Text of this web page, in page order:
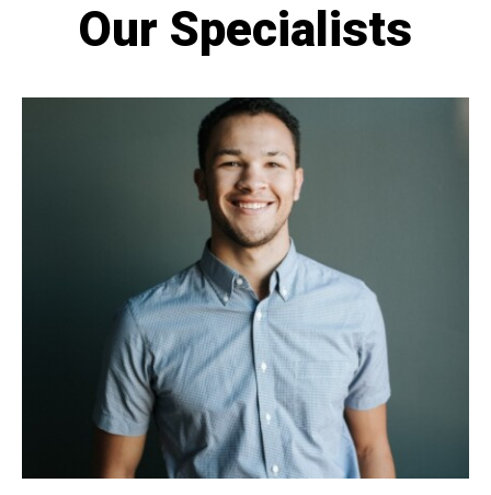
Our Specialists